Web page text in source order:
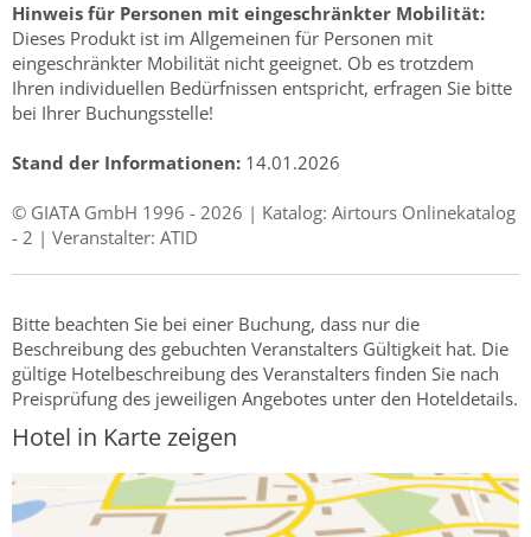
Hinweis für Personen mit eingeschränkter Mobilität:
Dieses Produkt ist im Allgemeinen für Personen mit
eingeschränkter Mobilität nicht geeignet. Ob es trotzdem
Ihren individuellen Bedürfnissen entspricht, erfragen Sie bitte
bei Ihrer Buchungsstelle!
Stand der Informationen: 14.01.2026
© GIATA GmbH 1996 - 2026 | Katalog: Airtours Onlinekatalog
- 2 | Veranstalter: ATID
Bitte beachten Sie bei einer Buchung, dass nur die
Beschreibung des gebuchten Veranstalters Gültigkeit hat. Die
gültige Hotelbeschreibung des Veranstalters finden Sie nach
Preisprüfung des jeweiligen Angebotes unter den Hoteldetails.
Hotel in Karte zeigen